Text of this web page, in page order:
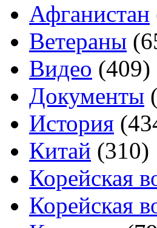
Афганистан
Ветераны
Видео (409)
Документы
История
Китай (310)
Корейская
Корейская